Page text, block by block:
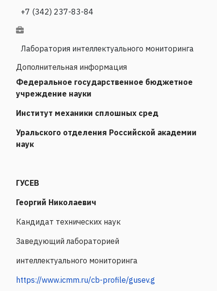
+7 (342) 237-83-84
Лаборатория интеллектуального мониторинга
Дополнительная информация
Федеральное государственное бюджетное
учреждение науки
Институт механики сплошных сред
Уральского отделения Российской академии
наук
ГУСЕВ
Георгий Николаевич
Кандидат технических наук
Заведующий лабораторией
интеллектуального мониторинга
https://www.icmm.ru/cb-profile/gusev.g